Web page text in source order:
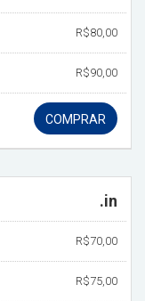
R$80,00
R$90,00
COMPRAR
.in
R$70,00
R$75,00